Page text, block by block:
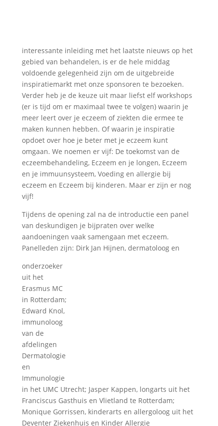
interessante inleiding met het laatste nieuws op het
gebied van behandelen, is er de hele middag
voldoende gelegenheid zijn om de uitgebreide
inspiratiemarkt met onze sponsoren te bezoeken.
Verder heb je de keuze uit maar liefst elf workshops
(er is tijd om er maximaal twee te volgen) waarin je
meer leert over je eczeem of ziekten die ermee te
maken kunnen hebben. Of waarin je inspiratie
opdoet over hoe je beter met je eczeem kunt
omgaan. We noemen er vijf: De toekomst van de
eczeembehandeling, Eczeem en je longen, Eczeem
en je immuunsysteem, Voeding en allergie bij
eczeem en Eczeem bij kinderen. Maar er zijn er nog
vijf!
Tijdens de opening zal na de introductie een panel
van deskundigen je bijpraten over welke
aandoeningen vaak samengaan met eczeem.
Panelleden zijn: Dirk Jan Hijnen, dermatoloog en
onderzoeker
uit het
Erasmus MC
in Rotterdam;
Edward Knol,
immunoloog
van de
afdelingen
Dermatologie
en
Immunologie
in het UMC Utrecht; Jasper Kappen, longarts uit het
Franciscus Gasthuis en Vlietland te Rotterdam;
Monique Gorrissen, kinderarts en allergoloog uit het
Deventer Ziekenhuis en Kinder Allergie